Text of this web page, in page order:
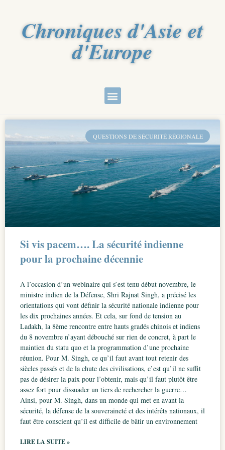
Chroniques d'Asie et
d'Europe
QUESTIONS DE SÉCURITÉ RÉGIONALE
Si vis pacem…. La sécurité indienne
pour la prochaine décennie
À l’occasion d’un webinaire qui s’est tenu début novembre, le
ministre indien de la Défense, Shri Rajnat Singh, a précisé les
orientations qui vont définir la sécurité nationale indienne pour
les dix prochaines années. Et cela, sur fond de tension au
Ladakh, la 8ème rencontre entre hauts gradés chinois et indiens
du 8 novembre n’ayant débouché sur rien de concret, à part le
maintien du statu quo et la programmation d’une prochaine
réunion. Pour M. Singh, ce qu’il faut avant tout retenir des
siècles passés et de la chute des civilisations, c’est qu’il ne suffit
pas de désirer la paix pour l’obtenir, mais qu’il faut plutôt être
assez fort pour dissuader un tiers de rechercher la guerre…
Ainsi, pour M. Singh, dans un monde qui met en avant la
sécurité, la défense de la souveraineté et des intérêts nationaux, il
faut être conscient qu’il est difficile de bâtir un environnement
LIRE LA SUITE »